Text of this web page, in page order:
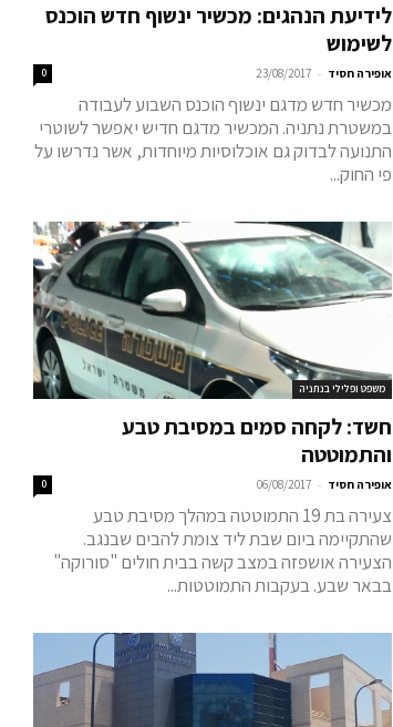
לידיעת הנהגים: מכשיר ינשוף חדש הוכנס
לשימוש
אופירה חסיד -
23/08/2017
0
מכשיר חדש מדגם ינשוף הוכנס השבוע לעבודה
במשטרת נתניה. המכשיר מדגם חדיש יאפשר לשוטרי
התנועה לבדוק גם אוכלוסיות מיוחדות, אשר נדרשו על
פי החוק...
משפט ופלילי בנתניה
חשד: לקחה סמים במסיבת טבע
והתמוטטה
אופירה חסיד -
06/08/2017
0
צעירה בת 19 התמוטטה במהלך מסיבת טבע
שהתקיימה ביום שבת ליד צומת להבים שבנגב.
הצעירה אושפזה במצב קשה בבית חולים "סורוקה"
בבאר שבע. בעקבות התמוטטות...